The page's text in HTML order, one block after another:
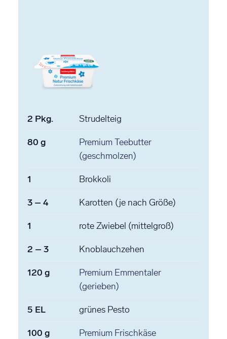
2 Pkg. Strudelteig
80 g
Premium Teebutter
(geschmolzen)
1 Brokkoli
3 – 4 Karotten (je nach Größe)
1 rote Zwiebel (mittelgroß)
2 – 3 Knoblauchzehen
120 g
Premium Emmentaler
(gerieben)
5 EL grünes Pesto
100 g Premium Frischkäse